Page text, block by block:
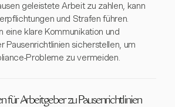
geleistete Arbeit zu zahlen, kann
und Strafen führen.
eine klare Kommunikation und
Pausenrichtlinien sicherstellen, um
Probleme zu vermeiden.
für Arbeitgeber zu Pausenrichtlinien